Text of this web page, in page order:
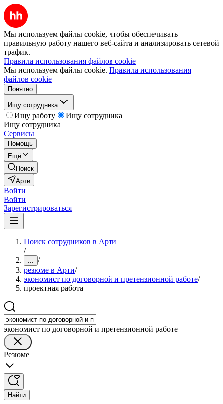
Мы используем файлы cookie, чтобы обеспечивать
правильную работу нашего веб-сайта и анализировать сетевой
трафик.
Правила использования файлов cookie
Мы используем файлы cookie. Правила использования
файлов cookie
Понятно
Ищу сотрудника
Ищу работу
Ищу сотрудника
Ищу сотрудника
Сервисы
Помощь
Ещё
Поиск
Арти
Войти
Войти
Зарегистрироваться
Поиск сотрудников в Арти
/
... /
резюме в Арти/
экономист по договорной и претензионной работе/
проектная работа
экономист по договорной и претензионной работе
Резюме
Найти